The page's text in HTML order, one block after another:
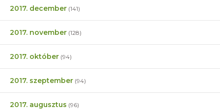
2017. december (141)
2017. november (128)
2017. október (94)
2017. szeptember (94)
2017. augusztus (96)